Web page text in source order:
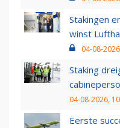
Stakingen
winst
04-08-
Staking
04-08-2026,
Eerste